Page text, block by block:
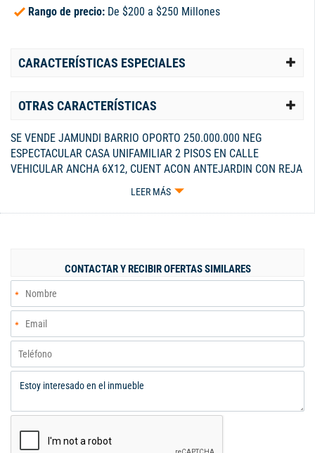
Rango de precio: De $200 a $250 Millones
CARACTERÍSTICAS ESPECIALES
OTRAS CARACTERÍSTICAS
SE VENDE JAMUNDI BARRIO OPORTO 250.000.000 NEG
ESPECTACULAR CASA UNIFAMILIAR 2 PISOS EN CALLE
VEHICULAR ANCHA 6X12, CUENT ACON ANTEJARDIN CON REJA
DE SEGURIDAD. 1 PISO: SALON COMEDOR AMPLIO E ILUMINADO,
COCINA ABIERTA, PATIO CON ZONA DE LAVADO, HABITACION
AMPLI CON CLOSET Y BAÑO, ACESO AL 2 PISO. 2 PISO:
DOBLE REJA DE SEGURIDAD, DOS AIRES ACONDICIONADOS.
ZONA TRANQUILA CON ZONA VERDE CERCA Y LOCALES
COMERCIALES. ESTRATO 3 AL DIA DE TODO PRECIO
NEGOCIABLE INFORMES : 3226466864- 3206072107
LEER MÁS
CONTACTAR Y RECIBIR OFERTAS SIMILARES